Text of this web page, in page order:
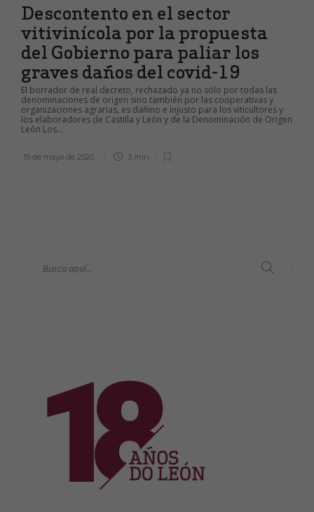
Descontento en el sector
vitivinícola por la propuesta
del Gobierno para paliar los
graves daños del covid-19
El borrador de real decreto, rechazado ya no sólo por todas las
denominaciones de origen sino también por las cooperativas y
organizaciones agrarias, es dañino e injusto para los viticultores y
los elaboradores de Castilla y León y de la Denominación de Origen
León Los...
19 de mayo de 2020 3 min